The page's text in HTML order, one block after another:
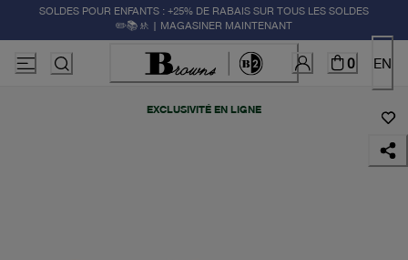
SOLDES POUR ENFANTS : +25% DE RABAIS SUR TOUS LES SOLDES
✏️📚🚸 | MAGASINER MAINTENANT
0 EN
EXCLUSIVITÉ EN LIGNE